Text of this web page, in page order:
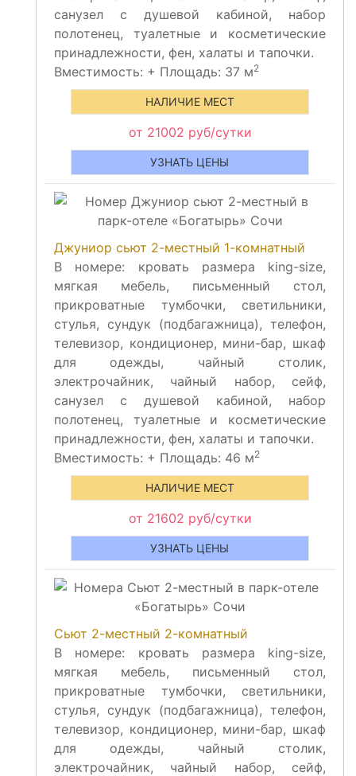
санузел с душевой кабиной, набор
полотенец, туалетные и косметические
принадлежности, фен, халаты и тапочки.
Вместимость: + Площадь: 37 м2
НАЛИЧИЕ МЕСТ
от 21002 руб/сутки
УЗНАТЬ ЦЕНЫ
Джуниор сьют 2-местный 1-комнатный
В номере: кровать размера king-size,
мягкая мебель, письменный стол,
прикроватные тумбочки, светильники,
стулья, сундук (подбагажница), телефон,
телевизор, кондиционер, мини-бар, шкаф
для одежды, чайный столик,
электрочайник, чайный набор, сейф,
санузел с душевой кабиной, набор
полотенец, туалетные и косметические
принадлежности, фен, халаты и тапочки.
Вместимость: + Площадь: 46 м2
НАЛИЧИЕ МЕСТ
от 21602 руб/сутки
УЗНАТЬ ЦЕНЫ
Сьют 2-местный 2-комнатный
В номере: кровать размера king-size,
мягкая мебель, письменный стол,
прикроватные тумбочки, светильники,
стулья, сундук (подбагажница), телефон,
телевизор, кондиционер, мини-бар, шкаф
для одежды, чайный столик,
электрочайник, чайный набор, сейф,